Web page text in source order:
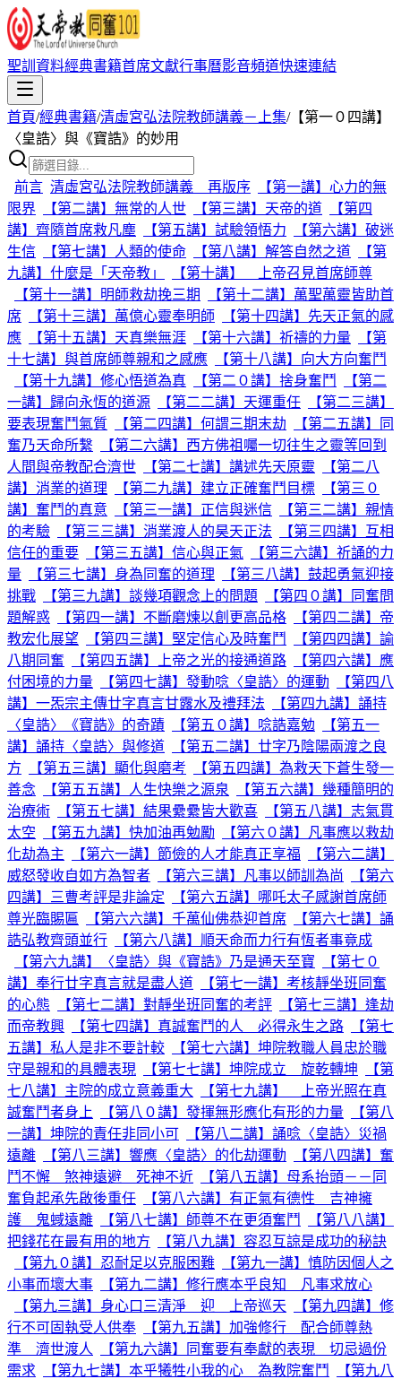
聖訓資料經典書籍首席文獻行事曆影音頻道快速連結
首頁/經典書籍/清虛宮弘法院教師講義－上集/【第一０四講】
〈皇誥〉與《寶誥》的妙用
前言 清虛宮弘法院教師講義 再版序
【第一講】心力的無
限界
【第二講】無常的人世 【第三講】天帝的道
【第四
講】齊隨首席救凡塵
【第五講】試驗領悟力
【第六講】破迷
生信
【第七講】人類的使命 【第八講】解答自然之道
【第
九講】什麼是「天帝教」
【第十講】 上帝召見首席師尊
【第十一講】明師救劫挽三期
【第十二講】萬聖萬靈皆助首
席
【第十三講】萬億心靈奉明師
【第十四講】先天正氣的感
應
【第十五講】天真樂無涯 【第十六講】祈禱的力量
【第
十七講】與首席師尊親和之感應
【第十八講】向大方向奮鬥
【第十九講】修心悟道為真
【第二０講】捨身奮鬥
【第二
一講】歸向永恆的道源
【第二二講】天運重任
【第二三講】
要表現奮鬥氣質
【第二四講】何謂三期末劫
【第二五講】同
奮乃天命所繫
【第二六講】西方佛祖囑一切往生之靈等回到
人間與帝教配合濟世
【第二七講】講述先天原靈
【第二八
講】消業的道理
【第二九講】建立正確奮鬥目標
【第三０
講】奮鬥的真意
【第三一講】正信與迷信
【第三二講】親情
的考驗
【第三三講】消業渡人的昊天正法
【第三四講】互相
信任的重要
【第三五講】信心與正氣
【第三六講】祈誦的力
量
【第三七講】身為同奮的道理
【第三八講】鼓起勇氣迎接
挑戰
【第三九講】談幾項觀念上的問題
【第四０講】同奮問
題解惑
【第四一講】不斷磨煉以創更高品格
【第四二講】帝
教宏化展望
【第四三講】堅定信心及時奮鬥
【第四四講】諭
八期同奮
【第四五講】上帝之光的接通道路
【第四六講】應
付困境的力量
【第四七講】發動唸〈皇誥〉的運動
【第四八
講】一炁宗主傳廿字真言甘露水及禮拜法
【第四九講】誦持
〈皇誥〉《寶誥》的奇蹟
【第五０講】唸誥嘉勉
【第五一
講】誦持〈皇誥〉與修道
【第五二講】廿字乃陰陽兩渡之良
方
【第五三講】顯化與磨考
【第五四講】為救天下蒼生發一
善念
【第五五講】人生快樂之源泉
【第五六講】幾種簡明的
治療術
【第五七講】結果纍纍皆大歡喜
【第五八講】志氣貫
太空
【第五九講】快加油再勉勵
【第六０講】凡事應以救劫
化劫為主
【第六一講】節儉的人才能真正享福
【第六二講】
威怒發收自如方為智者
【第六三講】凡事以師訓為尚
【第六
四講】三曹考評是非論定
【第六五講】哪吒太子感謝首席師
尊光臨賜匾
【第六六講】千萬仙佛恭迎首席
【第六七講】誦
誥弘教齊頭並行
【第六八講】順天命而力行有恆者事竟成
【第六九講】〈皇誥〉與《寶誥》乃是通天至寶
【第七０
講】奉行廿字真言就是盡人道
【第七一講】考核靜坐班同奮
的心態
【第七二講】對靜坐班同奮的考評
【第七三講】逢劫
而帝教興
【第七四講】真誠奮鬥的人 必得永生之路
【第七
五講】私人是非不要計較
【第七六講】坤院教職人員忠於職
守是親和的具體表現
【第七七講】坤院成立 旋乾轉坤
【第
七八講】主院的成立意義重大
【第七九講】 上帝光照在真
誠奮鬥者身上
【第八０講】發揮無形應化有形的力量
【第八
一講】坤院的責任非同小可
【第八二講】誦唸〈皇誥〉災禍
遠離
【第八三講】響應〈皇誥〉的化劫運動
【第八四講】奮
鬥不懈 煞神遠避 死神不近
【第八五講】母系抬頭－－同
奮負起承先啟後重任
【第八六講】有正氣有德性 吉神擁
護 鬼蜮遠離
【第八七講】師尊不在更須奮鬥
【第八八講】
把錢花在最有用的地方
【第八九講】容忍互諒是成功的秘訣
【第九０講】忍耐足以克服困難
【第九一講】慎防因個人之
小事而壞大事
【第九二講】修行應本乎良知 凡事求放心
【第九三講】身心口三清淨 迎 上帝巡天
【第九四講】修
行不可固執受人供奉
【第九五講】加強修行 配合師尊熱
準 濟世渡人
【第九六講】同奮要有奉獻的表現 切忌過份
需求
【第九七講】本乎犧牲小我的心 為教院奮鬥
【第九八